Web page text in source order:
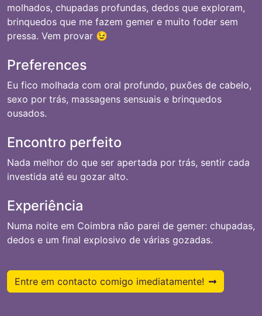
molhados, chupadas profundas, dedos que exploram,
brinquedos que me fazem gemer e muito foder sem
pressa. Vem provar 😉
Preferences
Eu fico molhada com oral profundo, puxões de cabelo,
sexo por trás, massagens sensuais e brinquedos
ousados.
Encontro perfeito
Nada melhor do que ser apertada por trás, sentir cada
investida até eu gozar alto.
Experiência
Numa noite em Coimbra não parei de gemer: chupadas,
dedos e um final explosivo de várias gozadas.
Entre em contacto comigo imediatamente!